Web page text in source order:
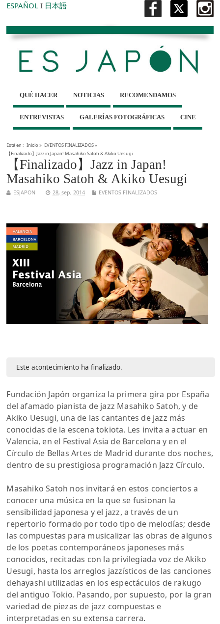
ESPAÑOL I 日本語
QUÉ HACER NOTICIAS RECOMENDAMOS
ENTREVISTAS GALERÍAS FOTOGRÁFICAS CINE
Está en : Inicio» EVENTOS FINALIZADOS»
【Finalizado】Jazz in Japan! Masahiko Satoh & Akiko Uesugi
【Finalizado】Jazz in Japan!
Masahiko Satoh & Akiko Uesugi
ESJAPON 28, sep, 2014 EVENTOS FINALIZADOS
Este acontecimiento ha finalizado.
Fundación Japón organiza la primera gira por España
del afamado pianista de jazz Masahiko Satoh, y de
Akiko Uesugi, una de las cantantes de jazz más
conocidas de la escena tokiota. Les invita a actuar en
Valencia, en el Festival Asia de Barcelona y en el
Círculo de Bellas Artes de Madrid durante dos noches,
dentro de su prestigiosa programación Jazz Círculo.
Masahiko Satoh nos invitará en estos conciertos a
conocer una música en la que se fusionan la
sensibilidad japonesa y el jazz, a través de un
repertorio formado por todo tipo de melodías; desde
las compuestas para musicalizar las obras de algunos
de los poetas contemporáneos japoneses más
conocidos, recitadas con la privilegiada voz de Akiko
Uesugi, hasta los arreglos jazzísticos de las canciones
dehayashi utilizadas en los espectáculos de rakugo
del antiguo Tokio. Pasando, por supuesto, por la gran
variedad de piezas de jazz compuestas e
interpretadas en su extensa carrera.